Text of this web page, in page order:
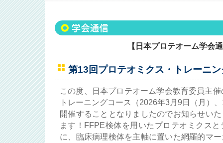
【日本プロテオーム学会
第13回プロテオミクス・トレーニ
この度、日本プロテオーム学会教育委員主
トレーニングコース（2026年3月9日（月）
開催することとなりましたのでお知らせい
ます！FFPE検体を用いたプロテオミクス
に、臨床病理検体を主軸に置いた網羅的マ